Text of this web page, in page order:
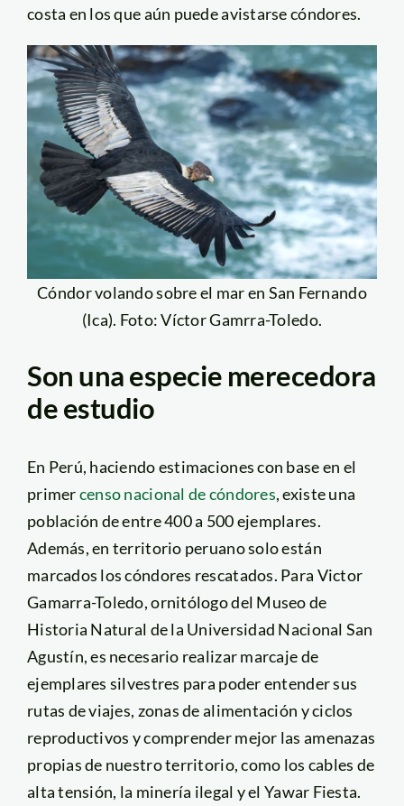
costa en los que aún puede avistarse cóndores.
Cóndor volando sobre el mar en San Fernando
(Ica). Foto: Víctor Gamrra-Toledo.
Son una especie merecedora
de estudio
En Perú, haciendo estimaciones con base en el
primercenso nacional de cóndores, existe una
población de entre 400 a 500 ejemplares.
Además, en territorio peruano solo están
marcados los cóndores rescatados. Para Victor
Gamarra-Toledo, ornitólogo del Museo de
Historia Natural de la Universidad Nacional San
Agustín, es necesario realizar marcaje de
ejemplares silvestres para poder entender sus
rutas de viajes, zonas de alimentación y ciclos
reproductivos y comprender mejor las amenazas
propias de nuestro territorio, como los cables de
alta tensión, la minería ilegal y el Yawar Fiesta.